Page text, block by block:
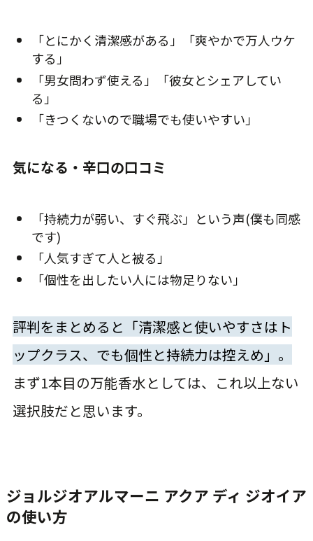
「とにかく清潔感がある」「爽やかで万人ウケ
する」
「男女問わず使える」「彼女とシェアしてい
る」
「きつくないので職場でも使いやすい」
気になる・辛口の口コミ
「持続力が弱い、すぐ飛ぶ」という声(僕も同感
です)
「人気すぎて人と被る」
「個性を出したい人には物足りない」
評判をまとめると「清潔感と使いやすさはト
ップクラス、でも個性と持続力は控えめ」。
まず1本目の万能香水としては、これ以上ない
選択肢だと思います。
ジョルジオアルマーニ アクア ディ ジオイア
の使い方